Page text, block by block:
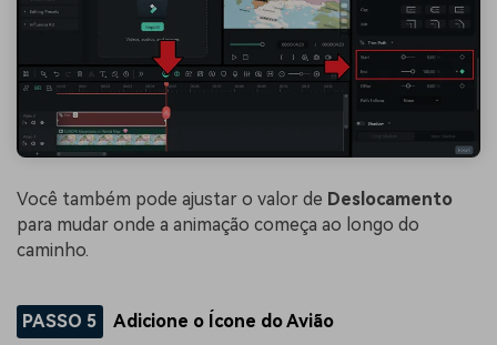
Você também pode ajustar o valor de Deslocamento
para mudar onde a animação começa ao longo do
caminho.
PASSO 5 Adicione o Ícone do Avião